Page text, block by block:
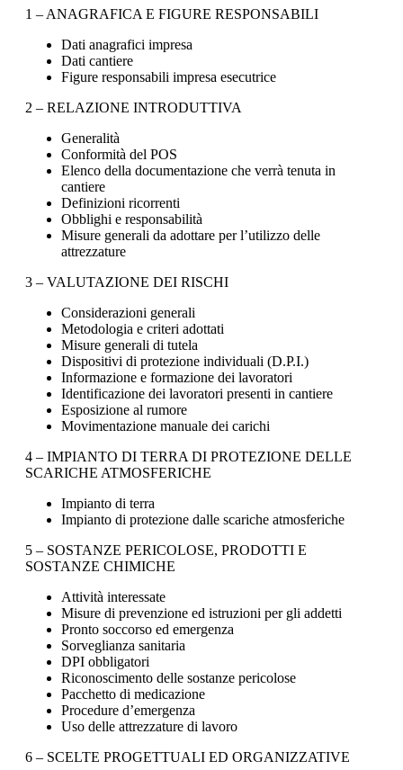
1 – ANAGRAFICA E FIGURE RESPONSABILI
Dati anagrafici impresa
Dati cantiere
Figure responsabili impresa esecutrice
2 – RELAZIONE INTRODUTTIVA
Generalità
Conformità del POS
Elenco della documentazione che verrà tenuta in
cantiere
Definizioni ricorrenti
Obblighi e responsabilità
Misure generali da adottare per l’utilizzo delle
attrezzature
3 – VALUTAZIONE DEI RISCHI
Considerazioni generali
Metodologia e criteri adottati
Misure generali di tutela
Dispositivi di protezione individuali (D.P.I.)
Informazione e formazione dei lavoratori
Identificazione dei lavoratori presenti in cantiere
Esposizione al rumore
Movimentazione manuale dei carichi
4 – IMPIANTO DI TERRA DI PROTEZIONE DELLE
SCARICHE ATMOSFERICHE
Impianto di terra
Impianto di protezione dalle scariche atmosferiche
5 – SOSTANZE PERICOLOSE, PRODOTTI E
SOSTANZE CHIMICHE
Attività interessate
Misure di prevenzione ed istruzioni per gli addetti
Pronto soccorso ed emergenza
Sorveglianza sanitaria
DPI obbligatori
Riconoscimento delle sostanze pericolose
Pacchetto di medicazione
Procedure d’emergenza
Uso delle attrezzature di lavoro
6 – SCELTE PROGETTUALI ED ORGANIZZATIVE